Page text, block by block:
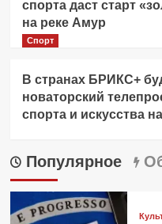
спорта даст старт
на реке Амур
Спорт
В странах БРИКС+
новаторский
спорта и искусства
Популярное